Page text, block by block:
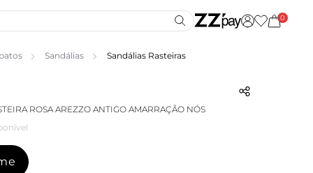
0
Sandálias Sandálias Rasteiras
ROSA AREZZO ANTIGO AMARRAÇÃO NÓS